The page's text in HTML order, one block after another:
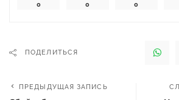
0 0 0
ПОДЕЛИТЬСЯ
ПРЕДЫДУЩАЯ ЗАПИСЬ